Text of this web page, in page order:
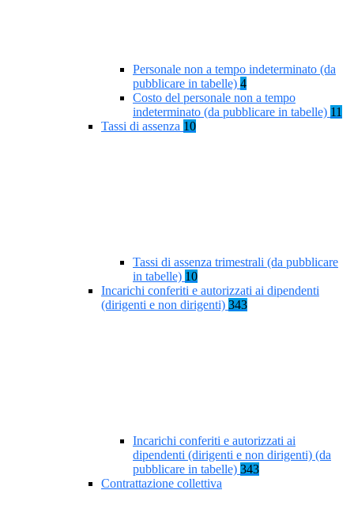
Personale non a tempo indeterminato (da
pubblicare in tabelle) 4
Costo del personale non a tempo
indeterminato (da pubblicare in tabelle) 11
Tassi di assenza 10
Tassi di assenza trimestrali (da pubblicare
in tabelle) 10
Incarichi conferiti e autorizzati ai dipendenti
(dirigenti e non dirigenti) 343
Incarichi conferiti e autorizzati ai
dipendenti (dirigenti e non dirigenti) (da
pubblicare in tabelle) 343
Contrattazione collettiva